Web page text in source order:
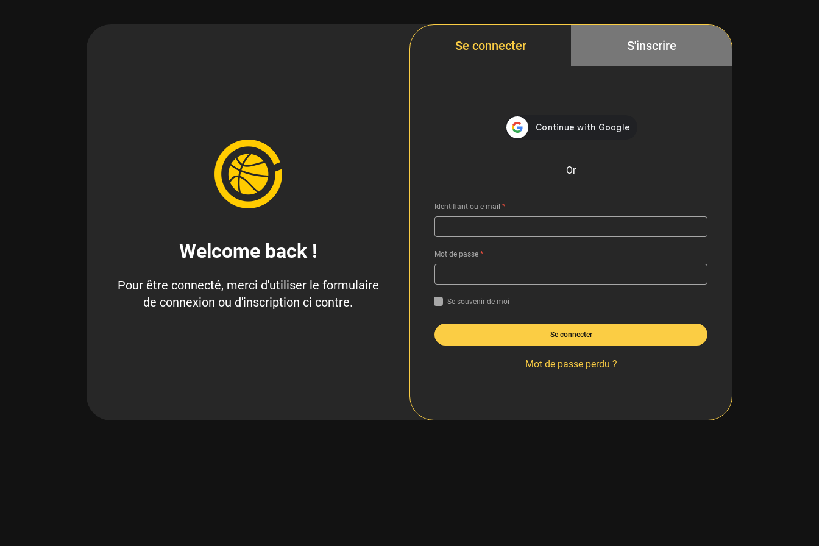
Welcome back !
Pour être connecté, merci d'utiliser le formulaire
de connexion ou d'inscription ci contre.
Se connecter S'inscrire
Or
Identifiant ou e-mail *
Mot de passe *
Se souvenir de moi
Se connecter
Mot de passe perdu ?